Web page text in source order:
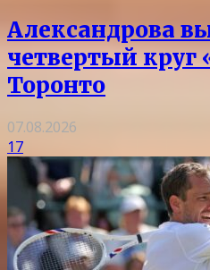
Александрова
четвертый круг
Торонто
07.08.2026
17